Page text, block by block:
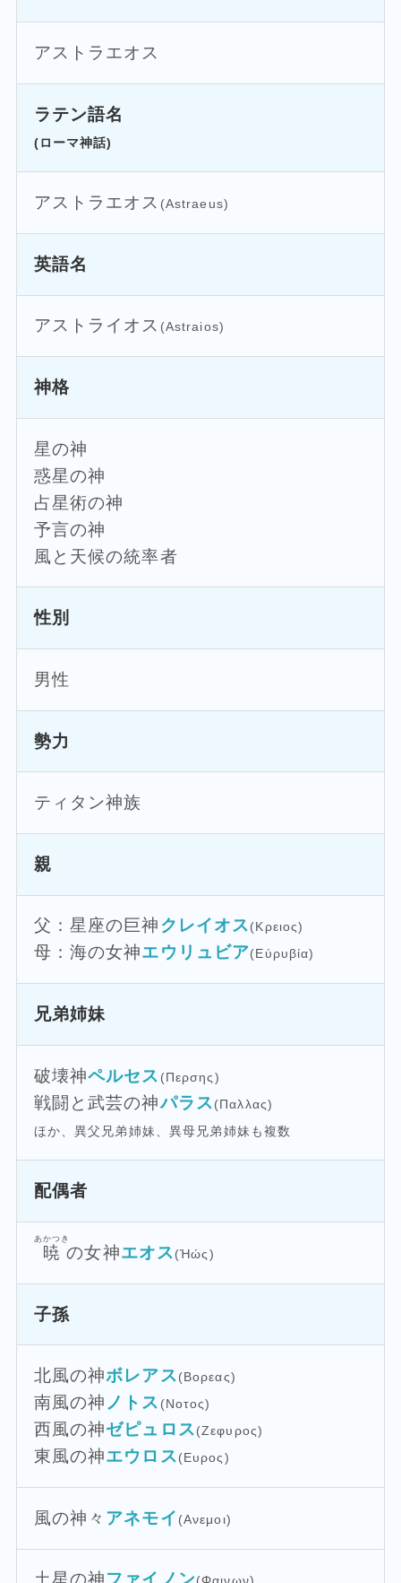
アストラエオス
ラテン語名
(ローマ神話)
アストラエオス (Astraeus)
英語名
アストライオス (Astraios)
神格
星の神
惑星の神
占星術の神
予言の神
風と天候の統率者
性別
男性
勢力
ティタン神族
親
父：星座の巨神クレイオス(Κρειος)
母：海の女神エウリュビア(Εὐρυβία)
兄弟姉妹
破壊神ペルセス (Περσης)
戦闘と武芸の神パラス(Παλλας)
ほか、異父兄弟姉妹、異母兄弟姉妹も複数
配偶者
暁
あかつき
の女神エオス(Ἠώς)
子孫
北風の神ボレアス(Βορεας)
南風の神 ノトス (Νοτος)
西風の神ゼピュロス(Ζεφυρος)
東風の神エウロス(Ευρος)
風の神々 アネモイ (Ανεμοι)